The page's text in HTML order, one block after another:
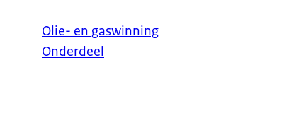
Olie- en gaswinning
Onderdeel